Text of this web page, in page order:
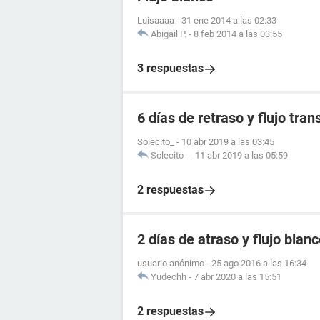
Luisaaaa - 31 ene 2014 a las 02:33
Abigail P. - 8 feb 2014 a las 03:55
3 respuestas
6 días de retraso y flujo
Solecito_ - 10 abr 2019 a las 03:45
Solecito_ - 11 abr 2019 a las 05:59
2 respuestas
2 días de atraso y flujo
usuario anónimo - 25 ago 2016 a las 16:34
Yudechh - 7 abr 2020 a las 15:51
2 respuestas